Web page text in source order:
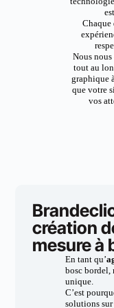
Chaque
Nous
tout au
graphique
que votre
vos
création
mesure à
En tant qu’
bosc bordel,
unique.
C’est
solutions sur